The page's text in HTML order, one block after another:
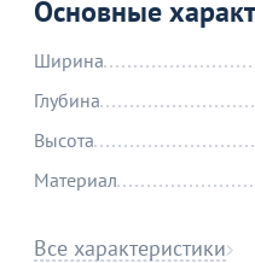
Основные
Ширина
Глубина
Высота
Материал
Все характеристики